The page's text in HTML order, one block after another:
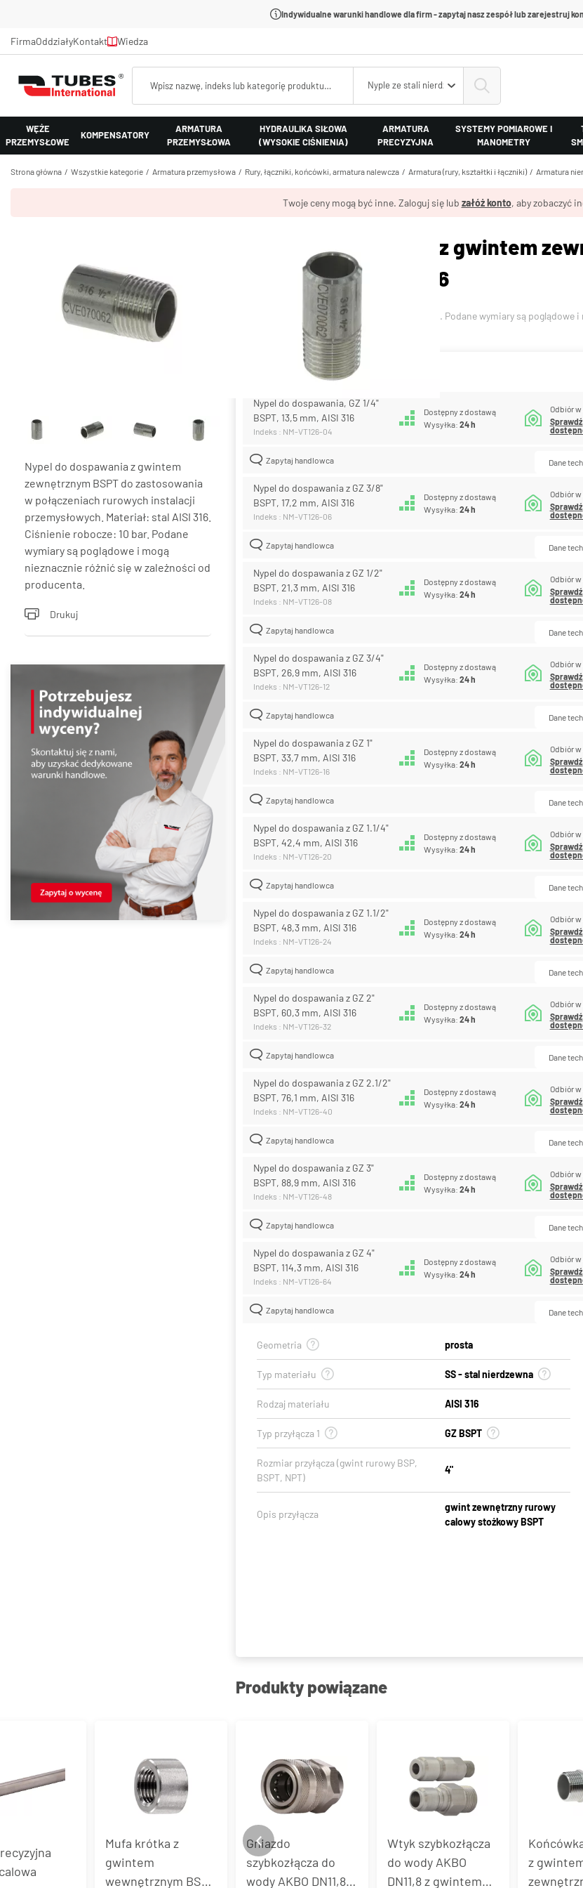
Indywidualne warunki handlowe dla firm - zapytaj nasz zespół lub zarejestruj
FirmaOddziałyKontakt Wiedza
Nyple ze stali nierdzewnej
WĘŻE
PRZEMYSŁOWE
KOMPENSATORY
ARMATURA
PRZEMYSŁOWA
HYDRAULIKA SIŁOWA
(WYSOKIE CIŚNIENIA)
ARMATURA
PRECYZYJNA
SYSTEMY POMIAROWE I
MANOMETRY
Strona główna Wszystkie kategorie Armatura przemysłowa Rury, łączniki, końcówki, armatura nalewcza Armatura (rury, kształtki i łączniki) Armatura
Twoje ceny mogą być inne. Zaloguj się lub załóż konto, aby zobaczyć
Nypel do dospawania z gwintem
zewnętrznym BSPT do zastosowania
w połączeniach rurowych instalacji
przemysłowych. Materiał: stal AISI 316.
Ciśnienie robocze: 10 bar. Podane
wymiary są poglądowe i mogą
nieznacznie różnić się w zależności od
producenta.
Drukuj
Nypel do dospawania z gwintem
nierdzewna, typ VT126
stal AISI 316. Ciśnienie robocze:
. Podane wymiary są poglądowe
Lista wariantów produktu
Nypel do dospawania, GZ 1/4"
BSPT, 13,5 mm, AISI 316
Indeks : NM-VT126-04
Dostępny z dostawą
Wysyłka:24 h
Odbiór
Sprawdź
Zapytaj handlowca Dane
Nypel do dospawania z GZ 3/8"
BSPT, 17,2 mm, AISI 316
Indeks : NM-VT126-06
Dostępny z dostawą
Wysyłka:24 h
Odbiór
Sprawdź
Zapytaj handlowca Dane
Nypel do dospawania z GZ 1/2"
BSPT, 21,3 mm, AISI 316
Indeks : NM-VT126-08
Dostępny z dostawą
Wysyłka:24 h
Odbiór
Sprawdź
Zapytaj handlowca Dane
Nypel do dospawania z GZ 3/4"
BSPT, 26,9 mm, AISI 316
Indeks : NM-VT126-12
Dostępny z dostawą
Wysyłka:24 h
Odbiór
Sprawdź
Zapytaj handlowca Dane
Nypel do dospawania z GZ 1"
BSPT, 33,7 mm, AISI 316
Indeks : NM-VT126-16
Dostępny z dostawą
Wysyłka:24 h
Odbiór
Sprawdź
Zapytaj handlowca Dane
Nypel do dospawania z GZ 1.1/4"
BSPT, 42,4 mm, AISI 316
Indeks : NM-VT126-20
Dostępny z dostawą
Wysyłka:24 h
Odbiór
Sprawdź
Zapytaj handlowca Dane
Nypel do dospawania z GZ 1.1/2"
BSPT, 48,3 mm, AISI 316
Indeks : NM-VT126-24
Dostępny z dostawą
Wysyłka:24 h
Odbiór
Sprawdź
Zapytaj handlowca Dane
Nypel do dospawania z GZ 2"
BSPT, 60,3 mm, AISI 316
Indeks : NM-VT126-32
Dostępny z dostawą
Wysyłka:24 h
Odbiór
Sprawdź
Zapytaj handlowca Dane
Nypel do dospawania z GZ 2.1/2"
BSPT, 76,1 mm, AISI 316
Indeks : NM-VT126-40
Dostępny z dostawą
Wysyłka:24 h
Odbiór
Sprawdź
Zapytaj handlowca Dane
Nypel do dospawania z GZ 3"
BSPT, 88,9 mm, AISI 316
Indeks : NM-VT126-48
Dostępny z dostawą
Wysyłka:24 h
Odbiór
Sprawdź
Zapytaj handlowca Dane
Nypel do dospawania z GZ 4"
BSPT, 114,3 mm, AISI 316
Indeks : NM-VT126-64
Dostępny z dostawą
Wysyłka:24 h
Odbiór
Sprawdź
Zapytaj handlowca Dane
Geometria prosta
Typ materiału SS - stal nierdzewna
Rodzaj materiału AISI 316
Typ przyłącza 1 GZ BSPT
Rozmiar przyłącza (gwint rurowy BSP,
BSPT, NPT)
4"
Opis przyłącza
gwint zewnętrzny rurowy
calowy stożkowy BSPT
Produkty powiązane
Mufa krótka z
gwintem
wewnętrznym BSP,
Gniazdo
szybkozłącza do
wody AKBO DN11,8 z
Wtyk szybkozłącza
do wody AKBO
DN11,8 z gwintem
z